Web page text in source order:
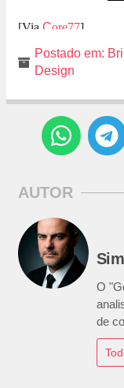
[Via Core77]
Postado em:
Design
AUTOR
O
de